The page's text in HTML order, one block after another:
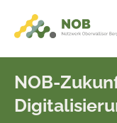
NOB-